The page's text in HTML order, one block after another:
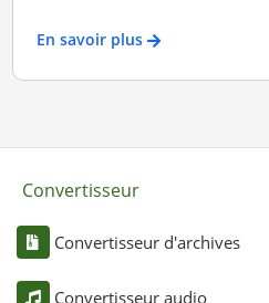
En savoir plus
Convertisseur
Convertisseur d'archives
Convertisseur audio